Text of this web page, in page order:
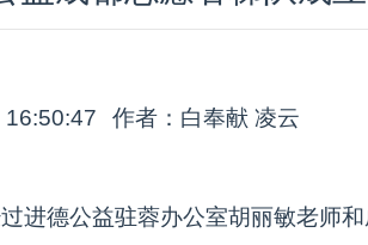
作者：白奉献 凌云
进德公益驻蓉办公室胡丽敏老师